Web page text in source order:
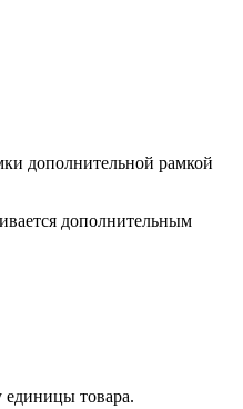
дополнительной рамкой
дополнительным
товара.